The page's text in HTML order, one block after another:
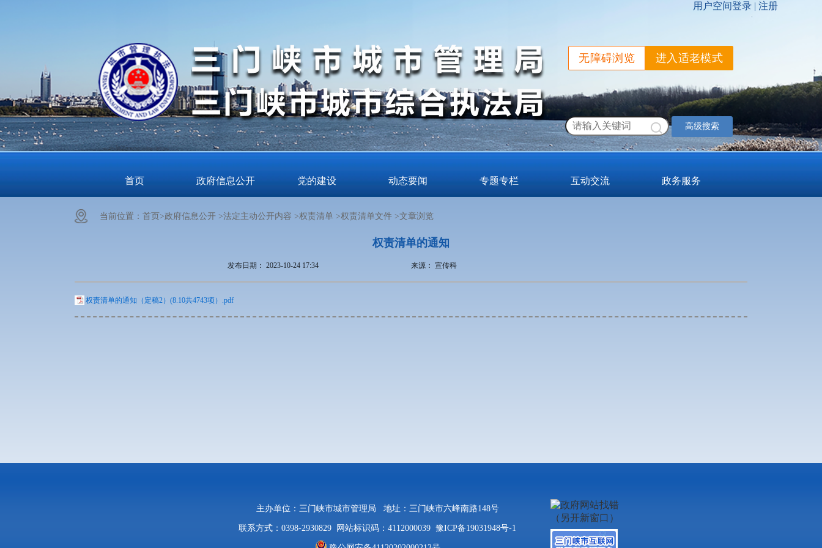
无障碍浏览 进入适老模式
高级搜索
首页 政府信息公开 党的建设 动态要闻 专题专栏 互动交流 政务服务
当前位置： 首页>政府信息公开 >法定主动公开内容 >权责清单 >权责清单文件 >文章浏览
权责清单的通知
发布日期： 2023-10-24 17:34 来源： 宣传科
权责清单的通知（定稿2）(8.10共4743项）.pdf
主办单位：三门峡市城市管理局 地址：三门峡市六峰南路148号
联系方式：0398-2930829 网站标识码：4112000039 豫ICP备19031948号-1